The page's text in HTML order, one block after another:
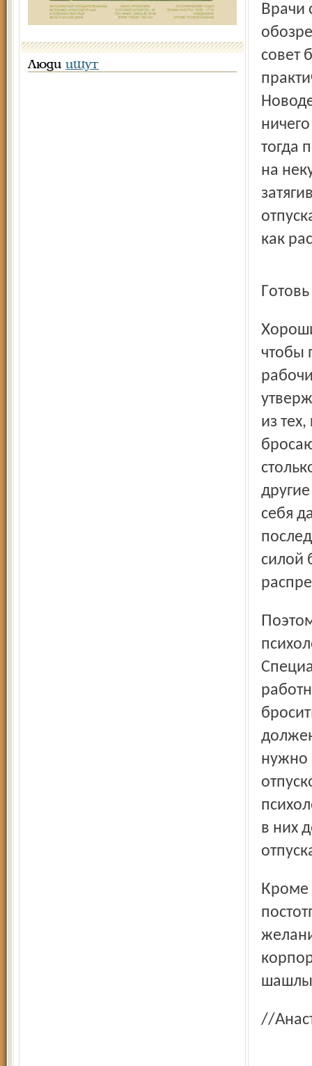
Люди ищут
Врачи советуют потратить первые рабочие дни на
совет
тогда
на
как
Хороший руководитель компании может добиться того,
чтобы
из
себя
силой
Поэтому работодателям обязательно нужно учитывать
нужно
в них
Кроме того, каждому работодателю по силам снять
//